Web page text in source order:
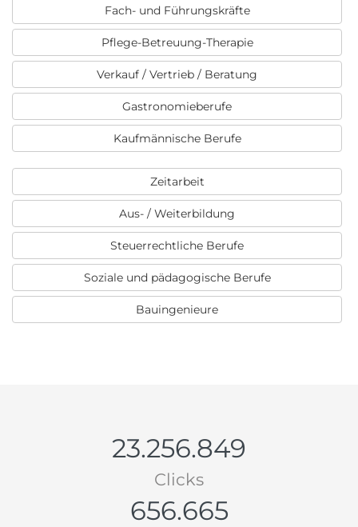
Fach- und Führungskräfte
Pflege-Betreuung-Therapie
Verkauf / Vertrieb / Beratung
Gastronomieberufe
Kaufmännische Berufe
Zeitarbeit
Aus- / Weiterbildung
Steuerrechtliche Berufe
Soziale und pädagogische Berufe
Bauingenieure
23.256.849
Clicks
656.665